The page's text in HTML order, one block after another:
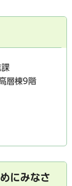
課
層棟9階
にみなさ